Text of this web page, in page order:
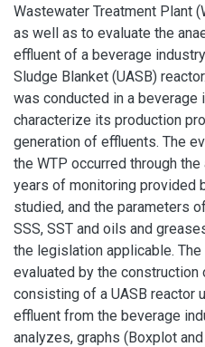
Wastewater Treatment Plant
as well as to evaluate the
effluent of a beverage
Sludge Blanket (UASB)
was conducted in a beverage
characterize its production
generation of effluents. The
the WTP occurred through
years of monitoring provided
studied, and the parameters
SSS, SST and oils and
the legislation applicable.
evaluated by the
consisting of a UASB reactor
effluent from the beverage
analyzes, graphs (Boxplot